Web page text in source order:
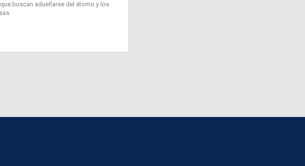
buscan adueñarse del átomo y los